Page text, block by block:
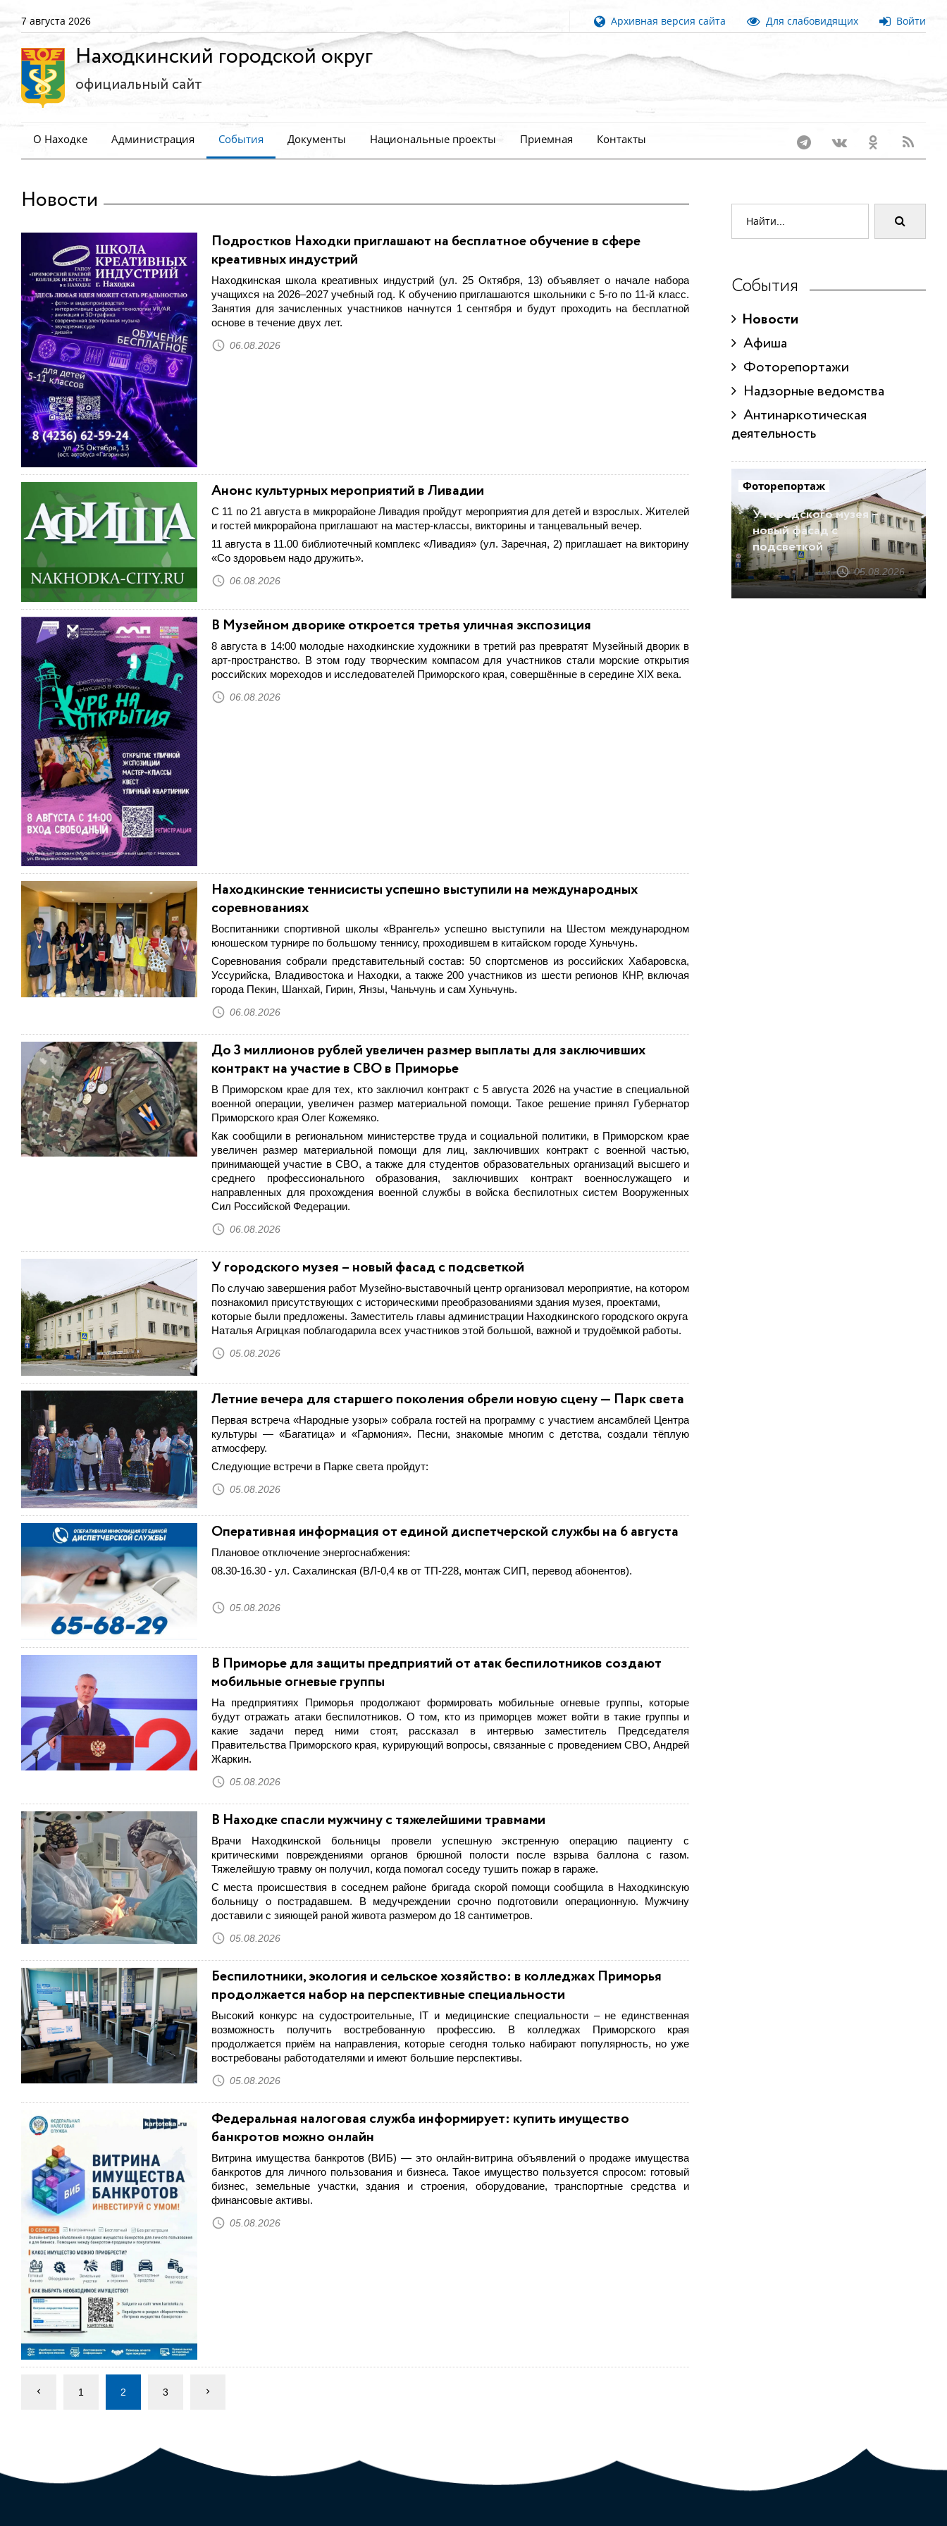
7 августа 2026 Архивная версия сайта Для слабовидящих Войти
Находкинский городской округ
официальный сайт
О Находке Администрация События Документы Национальные проекты Приемная Контакты
Новости
Подростков Находки приглашают на бесплатное обучение в сфере
креативных индустрий
Находкинская школа креативных индустрий (ул. 25 Октября, 13) объявляет о начале набора
учащихся на 2026–2027 учебный год. К обучению приглашаются школьники с 5-го по 11-й класс.
Занятия для зачисленных участников начнутся 1 сентября и будут проходить на бесплатной
основе в течение двух лет.
06.08.2026
Анонс культурных мероприятий в Ливадии
С 11 по 21 августа в микрорайоне Ливадия пройдут мероприятия для детей и взрослых. Жителей
и гостей микрорайона приглашают на мастер-классы, викторины и танцевальный вечер.
11 августа в 11.00 библиотечный комплекс «Ливадия» (ул. Заречная, 2) приглашает на викторину
«Со здоровьем надо дружить».
06.08.2026
В Музейном дворике откроется третья уличная экспозиция
8 августа в 14:00 молодые находкинские художники в третий раз превратят Музейный дворик в
арт-пространство. В этом году творческим компасом для участников стали морские открытия
российских мореходов и исследователей Приморского края, совершённые в середине XIX века.
06.08.2026
Находкинские теннисисты успешно выступили на международных
соревнованиях
Воспитанники спортивной школы «Врангель» успешно выступили на Шестом международном
юношеском турнире по большому теннису, проходившем в китайском городе Хуньчунь.
Соревнования собрали представительный состав: 50 спортсменов из российских Хабаровска,
Уссурийска, Владивостока и Находки, а также 200 участников из шести регионов КНР, включая
города Пекин, Шанхай, Гирин, Янзы, Чаньчунь и сам Хуньчунь.
06.08.2026
До 3 миллионов рублей увеличен размер выплаты для заключивших
контракт на участие в СВО в Приморье
В Приморском крае для тех, кто заключил контракт c 5 августа 2026 на участие в специальной
военной операции, увеличен размер материальной помощи. Такое решение принял Губернатор
Приморского края Олег Кожемяко.
Как сообщили в региональном министерстве труда и социальной политики, в Приморском крае
увеличен размер материальной помощи для лиц, заключивших контракт с военной частью,
принимающей участие в СВО, а также для студентов образовательных организаций высшего и
среднего профессионального образования, заключивших контракт военнослужащего и
направленных для прохождения военной службы в войска беспилотных систем Вооруженных
Сил Российской Федерации.
06.08.2026
У городского музея – новый фасад с подсветкой
По случаю завершения работ Музейно-выставочный центр организовал мероприятие, на котором
познакомил присутствующих с историческими преобразованиями здания музея, проектами,
которые были предложены. Заместитель главы администрации Находкинского городского округа
Наталья Агрицкая поблагодарила всех участников этой большой, важной и трудоёмкой работы.
05.08.2026
Летние вечера для старшего поколения обрели новую сцену — Парк света
Первая встреча «Народные узоры» собрала гостей на программу с участием ансамблей Центра
культуры — «Багатица» и «Гармония». Песни, знакомые многим с детства, создали тёплую
атмосферу.
Следующие встречи в Парке света пройдут:
05.08.2026
Оперативная информация от единой диспетчерской службы на 6 августа
Плановое отключение энергоснабжения:
08.30-16.30 - ул. Сахалинская (ВЛ-0,4 кв от ТП-228, монтаж СИП, перевод абонентов).
05.08.2026
В Приморье для защиты предприятий от атак беспилотников создают
мобильные огневые группы
На предприятиях Приморья продолжают формировать мобильные огневые группы, которые
будут отражать атаки беспилотников. О том, кто из приморцев может войти в такие группы и
какие задачи перед ними стоят, рассказал в интервью заместитель Председателя
Правительства Приморского края, курирующий вопросы, связанные с проведением СВО, Андрей
Жаркин.
05.08.2026
В Находке спасли мужчину с тяжелейшими травмами
Врачи Находкинской больницы провели успешную экстренную операцию пациенту с
критическими повреждениями органов брюшной полости после взрыва баллона с газом.
Тяжелейшую травму он получил, когда помогал соседу тушить пожар в гараже.
С места происшествия в соседнем районе бригада скорой помощи сообщила в Находкинскую
больницу о пострадавшем. В медучреждении срочно подготовили операционную. Мужчину
доставили с зияющей раной живота размером до 18 сантиметров.
05.08.2026
Беспилотники, экология и сельское хозяйство: в колледжах Приморья
продолжается набор на перспективные специальности
Высокий конкурс на судостроительные, IT и медицинские специальности – не единственная
возможность получить востребованную профессию. В колледжах Приморского края
продолжается приём на направления, которые сегодня только набирают популярность, но уже
востребованы работодателями и имеют большие перспективы.
05.08.2026
Федеральная налоговая служба информирует: купить имущество
банкротов можно онлайн
Витрина имущества банкротов (ВИБ) — это онлайн-витрина объявлений о продаже имущества
банкротов для личного пользования и бизнеса. Такое имущество пользуется спросом: готовый
бизнес, земельные участки, здания и строения, оборудование, транспортные средства и
финансовые активы.
05.08.2026
1 2 3
События
Новости
Афиша
Фоторепортажи
Надзорные ведомства
Антинаркотическая
деятельность
Фоторепортаж
У городского музея –
новый фасад с
подсветкой
05.08.2026